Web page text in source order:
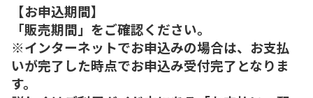
【お申込期間】
「販売期間」をご確認ください。
※インターネットでお申込みの場合は、お支払
いが完了した時点でお申込み受付完了となりま
す。